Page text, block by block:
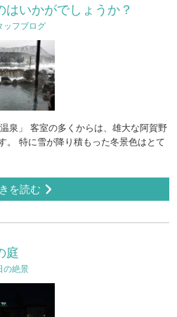
いかがでしょうか？
ッフブログ
泉」 客室の多くからは、雄大な阿賀野
。 特に雪が降り積もった冬景色はとて
を読む
庭
の絶景